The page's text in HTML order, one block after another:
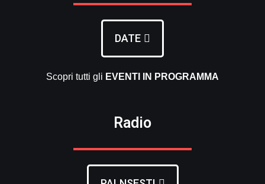
DATE
Scopri tutti gli EVENTI IN PROGRAMMA
Radio